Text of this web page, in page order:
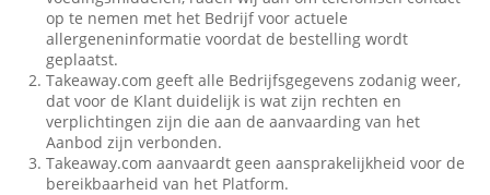
op te nemen met het Bedrijf voor actuele
allergeneninformatie voordat de bestelling wordt
geplaatst.
Takeaway.com geeft alle Bedrijfsgegevens zodanig weer,
dat voor de Klant duidelijk is wat zijn rechten en
verplichtingen zijn die aan de aanvaarding van het
Aanbod zijn verbonden.
Takeaway.com aanvaardt geen aansprakelijkheid voor de
bereikbaarheid van het Platform.